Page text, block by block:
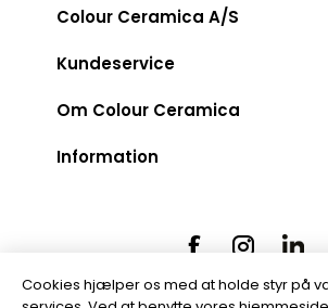
Colour Ceramica A/S
Kundeservice
Om Colour Ceramica
Information
Cookies hjælper os med at holde styr på